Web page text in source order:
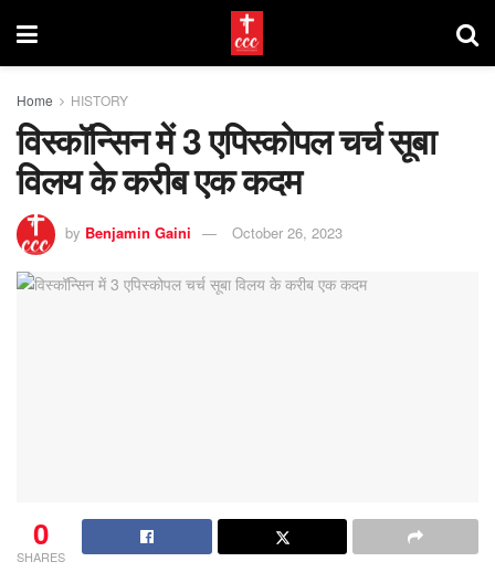
Home HISTORY
विस्कॉन्सिन में 3 एपिस्कोपल चर्च सूबा
विलय के करीब एक कदम
by Benjamin Gaini October 26, 2023
0
SHARES